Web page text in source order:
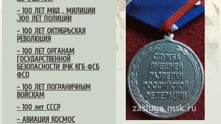
– 100 ЛЕТ МВД , МИЛИЦИИ
,300 ЛЕТ ПОЛИЦИИ
– 100 ЛЕТ ОКТЯБРЬСКАЯ
РЕВОЛЮЦИЯ
– 100 ЛЕТ ОРГАНАМ
ГОСУДАРСТВЕННОЙ
БЕЗОПАСНОСТИ ВЧК КГБ ФСБ
ФСО
– 100 ЛЕТ ПОГРАНИЧНЫМ
ВОЙСКАМ
– 100 лет СССР
– АВИАЦИЯ КОСМОС